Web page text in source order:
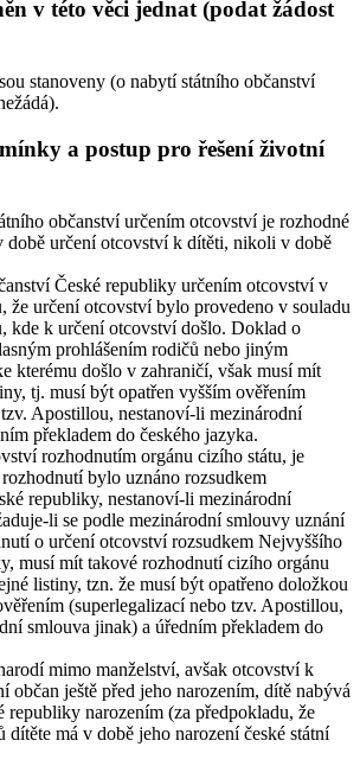
v této věci jednat (podat žádost
stanoveny (o nabytí státního občanství
a postup pro řešení životní
občanství určením otcovství je rozhodné
době určení otcovství k dítěti, nikoli v době
České republiky určením otcovství v
že určení otcovství bylo provedeno v souladu
kde k určení otcovství došlo. Doklad o
prohlášením rodičů nebo jiným
kterému došlo v zahraničí, však musí mít
tj. musí být opatřen vyšším ověřením
Apostillou, nestanoví-li mezinárodní
překladem do českého jazyka.
rozhodnutím orgánu cizího státu, je
bylo uznáno rozsudkem
republiky, nestanoví-li mezinárodní
li se podle mezinárodní smlouvy uznání
o určení otcovství rozsudkem Nejvyššího
musí mít takové rozhodnutí cizího orgánu
listiny, tzn. že musí být opatřeno doložkou
(superlegalizací nebo tzv. Apostillou,
smlouva jinak) a úředním překladem do
mimo manželství, avšak otcovství k
občan ještě před jeho narozením, dítě nabývá
republiky narozením (za předpokladu, že
dítěte má v době jeho narození české státní